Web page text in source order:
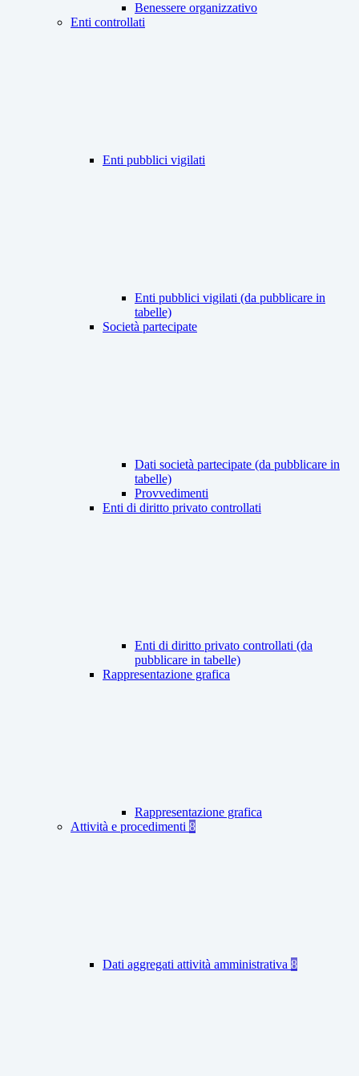
Benessere organizzativo
Enti controllati
Enti pubblici vigilati
Enti pubblici vigilati (da pubblicare in
tabelle)
Società partecipate
Dati società partecipate (da pubblicare in
tabelle)
Provvedimenti
Enti di diritto privato controllati
Enti di diritto privato controllati (da
pubblicare in tabelle)
Rappresentazione grafica
Rappresentazione grafica
Attività e procedimenti 8
Dati aggregati attività amministrativa 8